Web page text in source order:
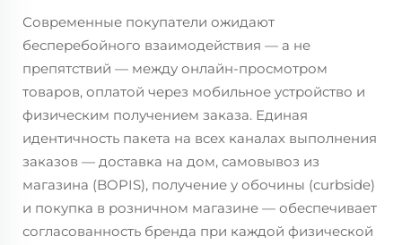
Современные покупатели ожидают
бесперебойного взаимодействия — а не
препятствий — между онлайн-просмотром
товаров, оплатой через мобильное устройство и
физическим получением заказа. Единая
идентичность пакета на всех каналах выполнения
заказов — доставка на дом, самовывоз из
магазина (BOPIS), получение у обочины (curbside)
и покупка в розничном магазине — обеспечивает
согласованность бренда при каждой физической